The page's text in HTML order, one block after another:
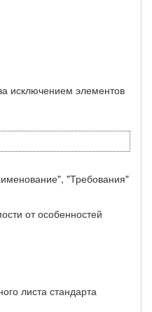
исключением элементов
"Требования"
от особенностей
листа стандарта